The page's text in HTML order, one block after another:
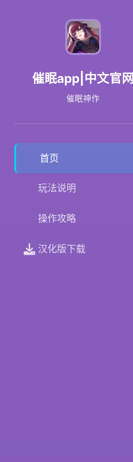
催眠app|中文官网
催眠神作
首页
玩法说明
操作攻略
汉化版下载